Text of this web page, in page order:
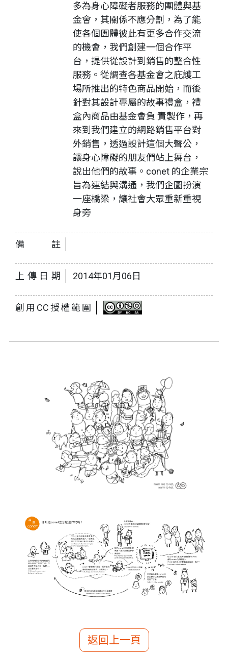
多為身心障礙者服務的團體與基
金會，其關係不應分割，為了能
使各個團體彼此有更多合作交流
的機會，我們創建一個合作平
台，提供從設計到銷售的整合性
服務。從調查各基金會之庇護工
場所推出的特色商品開始，而後
針對其設計專屬的故事禮盒，禮
盒內商品由基金會負 責製作，再
來到我們建立的網路銷售平台對
外銷售，透過設計這個大聲公，
讓身心障礙的朋友們站上舞台，
說出他們的故事。conet 的企業宗
旨為連結與溝通，我們企圖扮演
一座橋梁，讓社會大眾重新重視
身旁
備註
上傳日期 2014年01月06日
創用CC授權範圍
返回上一頁